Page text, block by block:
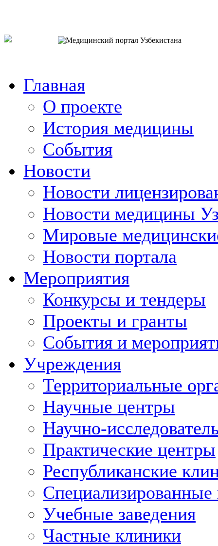
Главная
О проекте
История медицины
События
Новости
Новости
Новости медицины
Мировые
Новости портала
Мероприятия
Конкурсы и тендеры
Проекты и гранты
События и
Учреждения
Территориальные
Научные центры
Научно-
Практические центры
Республиканские
Учебные заведения
Частные клиники